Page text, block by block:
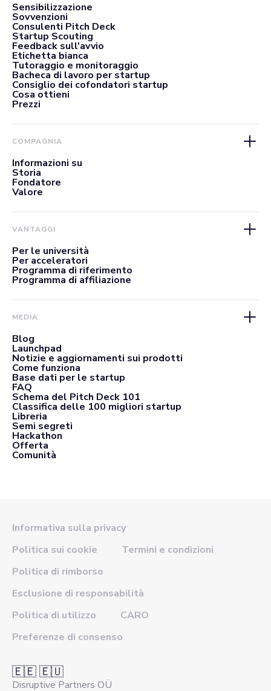
Sensibilizzazione
Sovvenzioni
Consulenti Pitch Deck
Startup Scouting
Feedback sull'avvio
Etichetta bianca
Tutoraggio e monitoraggio
Bacheca di lavoro per startup
Consiglio dei cofondatori startup
Cosa ottieni
Prezzi
COMPAGNIA
Informazioni su
Storia
Fondatore
Valore
VANTAGGI
Per le università
Per acceleratori
Programma di riferimento
Programma di affiliazione
MEDIA
Blog
Launchpad
Notizie e aggiornamenti sui prodotti
Come funziona
Base dati per le startup
FAQ
Schema del Pitch Deck 101
Classifica delle 100 migliori startup
Libreria
Semi segreti
Hackathon
Offerta
Comunità
Informativa sulla privacy
Politica sui cookie
Termini e condizioni
Politica di rimborso
Esclusione di responsabilità
Politica di utilizzo
CARO
Preferenze di consenso
🇪🇪 🇪🇺
Disruptive Partners OÜ